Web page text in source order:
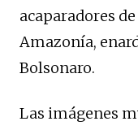
acaparadores
Amazonía,
Bolsonaro.
Las imágenes